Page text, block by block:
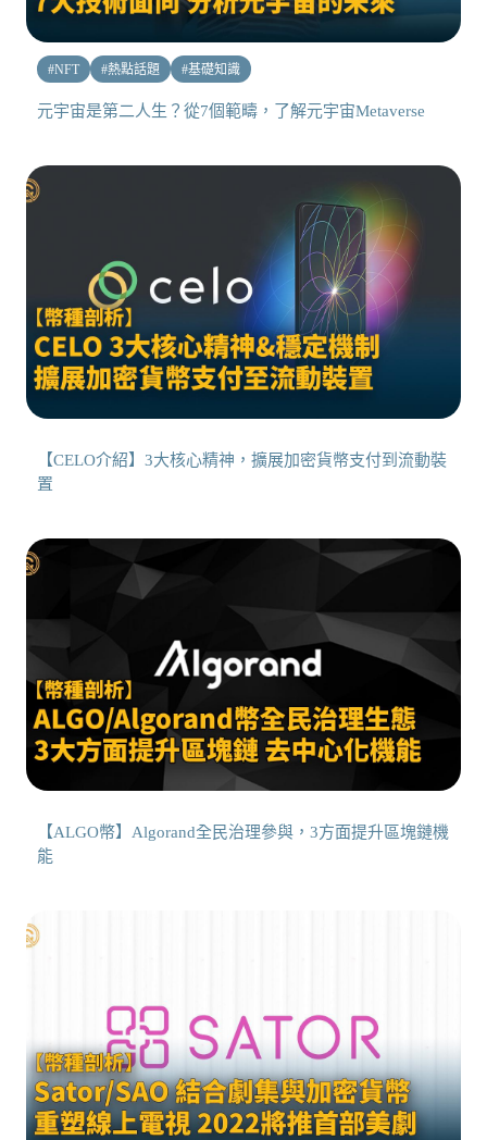
#NFT #熱點話題 #基礎知識
元宇宙是第二人生？從7個範疇，了解元宇宙Metaverse
【CELO介紹】3大核心精神，擴展加密貨幣支付到流動裝
置
【ALGO幣】Algorand全民治理參與，3方面提升區塊鏈機
能